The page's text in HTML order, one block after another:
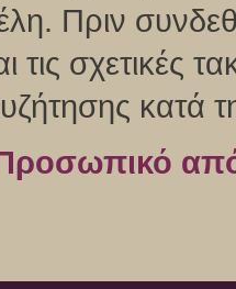
Πριν
τις σχετικές
κατά